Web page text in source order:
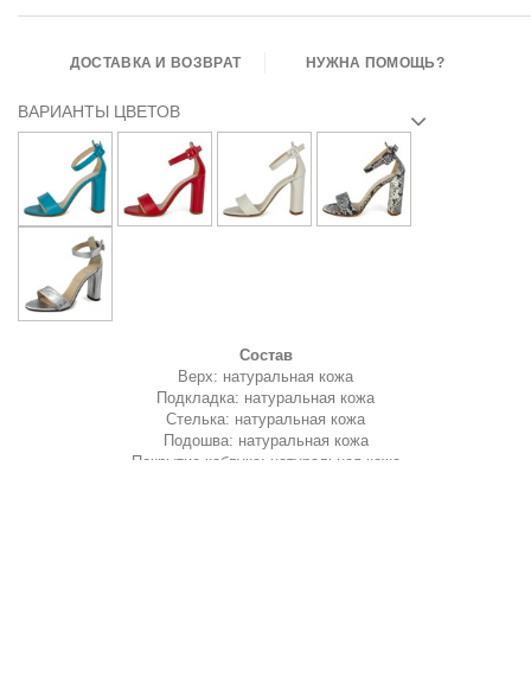
ДОСТАВКА И ВОЗВРАТ НУЖНА ПОМОЩЬ?
ВАРИАНТЫ ЦВЕТОВ
Состав
Верх: натуральная кожа
Подкладка: натуральная кожа
Стелька: натуральная кожа
Подошва: натуральная кожа
Покрытие каблука: натуральная кожа